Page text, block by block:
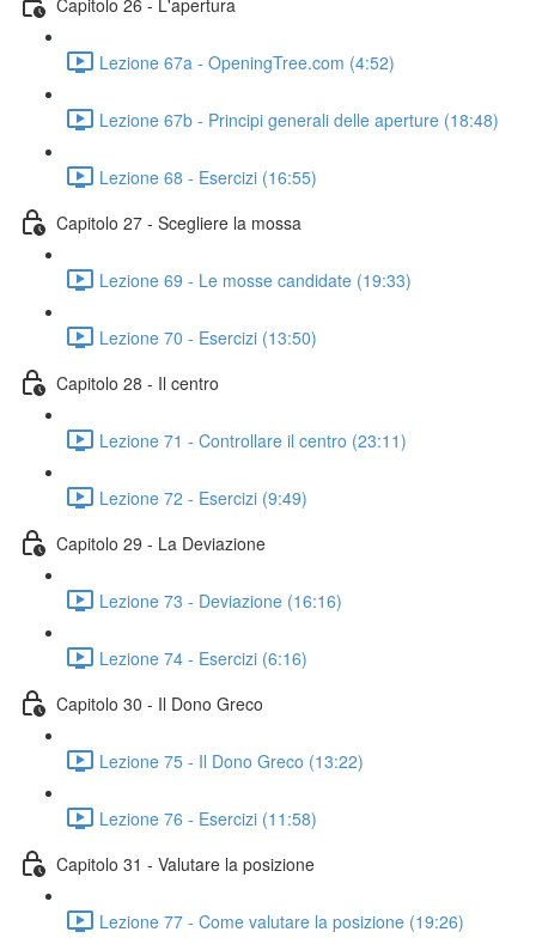
Lezione 67a - OpeningTree.com (4:52)
Lezione 67b - Principi generali delle aperture (18:48)
Lezione 68 - Esercizi (16:55)
Capitolo 27 - Scegliere la mossa
Lezione 69 - Le mosse candidate (19:33)
Lezione 70 - Esercizi (13:50)
Capitolo 28 - Il centro
Lezione 71 - Controllare il centro (23:11)
Lezione 72 - Esercizi (9:49)
Capitolo 29 - La Deviazione
Lezione 73 - Deviazione (16:16)
Lezione 74 - Esercizi (6:16)
Capitolo 30 - Il Dono Greco
Lezione 75 - Il Dono Greco (13:22)
Lezione 76 - Esercizi (11:58)
Capitolo 31 - Valutare la posizione
Lezione 77 - Come valutare la posizione (19:26)